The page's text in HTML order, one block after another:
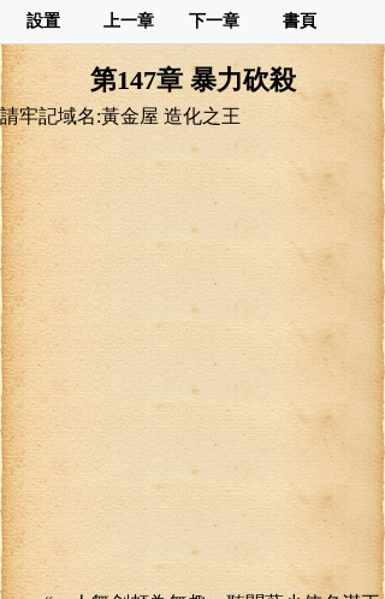
設置 上一章 下一章 書頁
第147章 暴力砍殺
請牢記域名:黃金屋 造化之王